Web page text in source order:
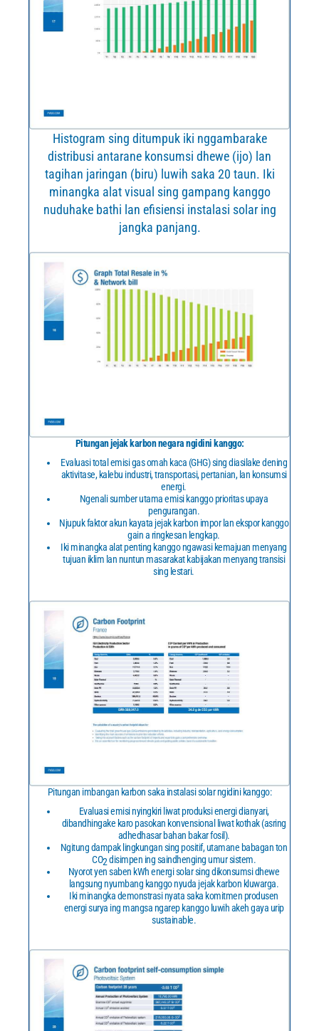
Histogram sing ditumpuk iki nggambarake
distribusi antarane konsumsi dhewe (ijo) lan
tagihan jaringan (biru) luwih saka 20 taun. Iki
minangka alat visual sing gampang kanggo
nuduhake bathi lan efisiensi instalasi solar ing
jangka panjang.
Pitungan jejak karbon negara ngidini kanggo:
Evaluasi total emisi gas omah kaca (GHG) sing diasilake dening
aktivitase, kalebu industri, transportasi, pertanian, lan konsumsi
energi.
Ngenali sumber utama emisi kanggo prioritas upaya
pengurangan.
Njupuk faktor akun kayata jejak karbon impor lan ekspor kanggo
gain a ringkesan lengkap.
Iki minangka alat penting kanggo ngawasi kemajuan menyang
tujuan iklim lan nuntun masarakat kabijakan menyang transisi
sing lestari.
Pitungan imbangan karbon saka instalasi solar ngidini kanggo:
Evaluasi emisi nyingkiri liwat produksi energi dianyari,
dibandhingake karo pasokan konvensional liwat kothak (asring
adhedhasar bahan bakar fosil).
Ngitung dampak lingkungan sing positif, utamane babagan ton
CO2disimpen ing saindhenging umur sistem.
Nyorot yen saben kWh energi solar sing dikonsumsi dhewe
langsung nyumbang kanggo nyuda jejak karbon kluwarga.
Iki minangka demonstrasi nyata saka komitmen produsen
energi surya ing mangsa ngarep kanggo luwih akeh gaya urip
sustainable.